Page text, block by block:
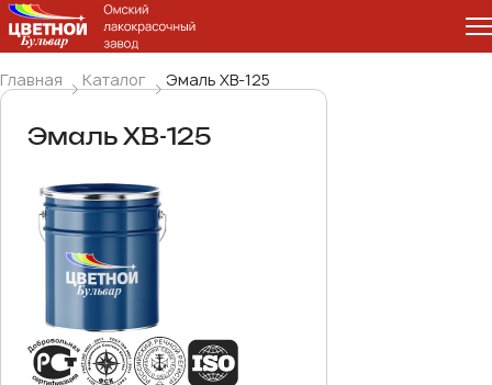
Главная Каталог Эмаль ХВ-125
Эмаль ХВ-125